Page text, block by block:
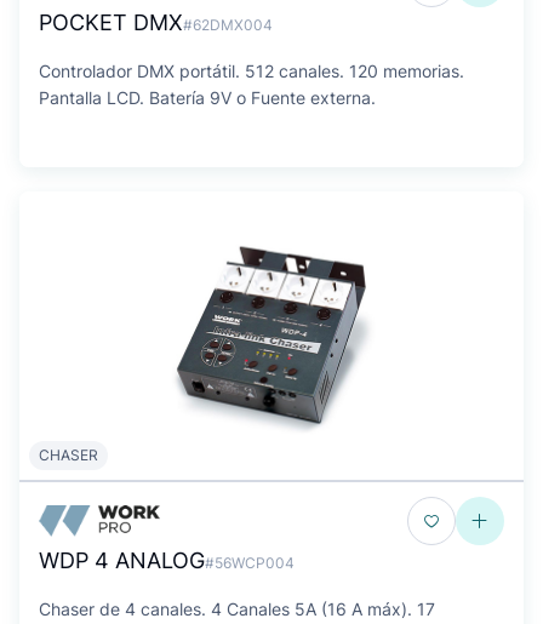
POCKET DMX#62DMX004
Controlador DMX portátil. 512 canales. 120 memorias.
Pantalla LCD. Batería 9V o Fuente externa.
CHASER
WDP 4 ANALOG#56WCP004
Chaser de 4 canales. 4 Canales 5A (16 A máx). 17